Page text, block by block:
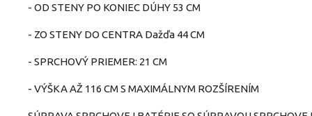
- OD STENY PO KONIEC DÚHY 53 CM
- ZO STENY DO CENTRA Dažďa 44 CM
- SPRCHOVÝ PRIEMER: 21 CM
- VÝŠKA AŽ 116 CM S MAXIMÁLNYM ROZŠÍRENÍM